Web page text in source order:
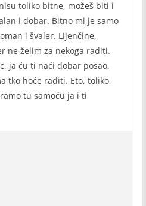
toliko bitne, možeš biti i
i dobar. Bitno mi je samo
i švaler. Lijenčine,
ne želim za nekoga raditi.
ja ću ti naći dobar posao,
tko hoće raditi. Eto, toliko,
tu samoću ja i ti